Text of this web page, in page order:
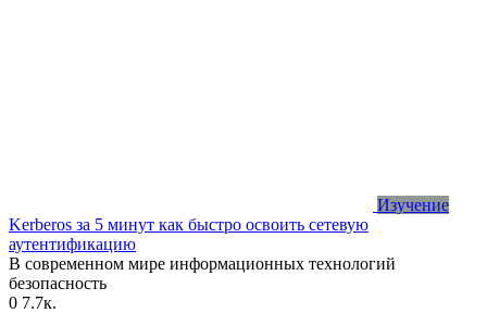
Изучение
Kerberos за 5 минут как быстро освоить сетевую
аутентификацию
В современном мире информационных технологий
безопасность
0 7.7к.